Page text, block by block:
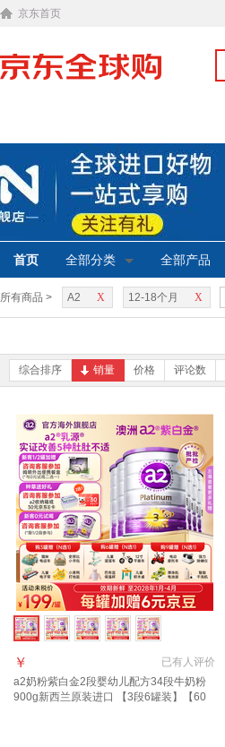
京东首页
首页 全部分类 全部产品
所有商品 > X
A2 X
12-18个月
综合排序 销量 价格 评论数
已有人评价
￥
a2奶粉紫白金2段婴幼儿配方34段牛奶粉
900g新西兰原装进口 【3段6罐装】【60